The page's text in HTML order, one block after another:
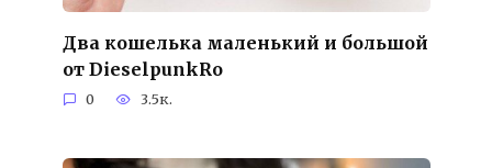
Два кошелька маленький и большой
от DieselpunkRo
0 3.5к.